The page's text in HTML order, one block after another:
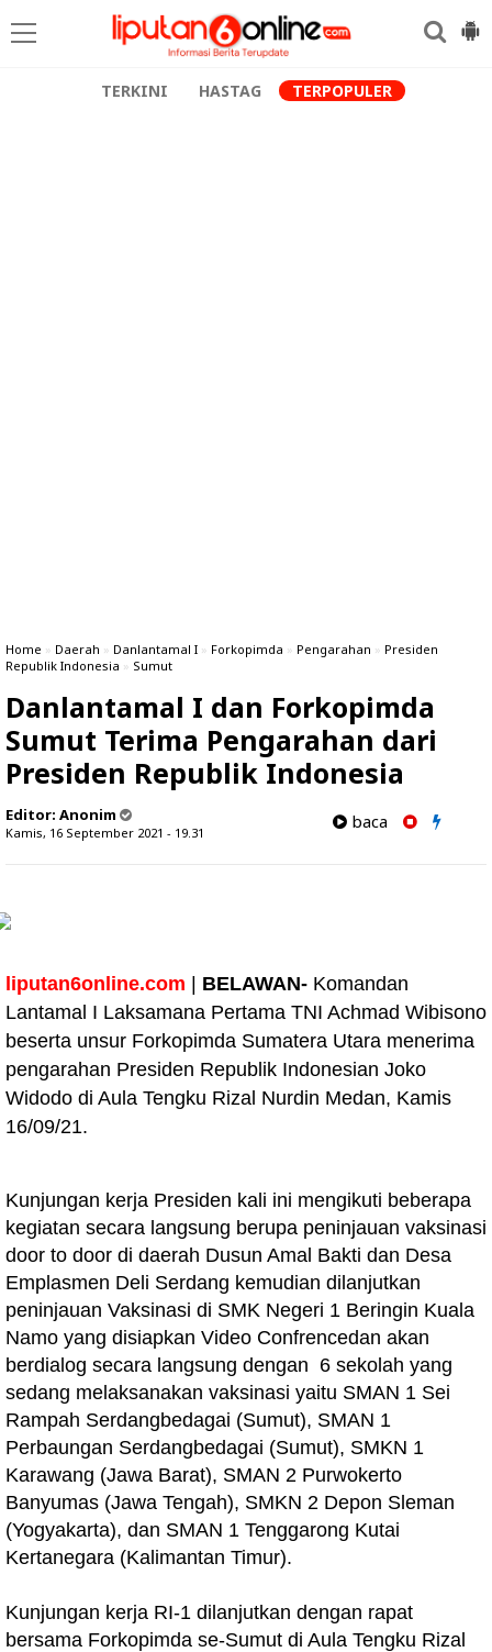
TERKINI HASTAG TERPOPULER
Home » Daerah » Danlantamal I » Forkopimda » Pengarahan » Presiden
Republik Indonesia » Sumut
Danlantamal I dan Forkopimda
Sumut Terima Pengarahan dari
Presiden Republik Indonesia
Editor: Anonim
Kamis, 16 September 2021 - 19.31
baca
liputan6online.com BELAWAN- Komandan
Lantamal I Laksamana Pertama TNI Achmad Wibisono
beserta unsur Forkopimda Sumatera Utara menerima
pengarahan Presiden Republik Indonesian Joko
Widodo di Aula Tengku Rizal Nurdin Medan, Kamis
16/09/21.
Kunjungan kerja Presiden kali ini mengikuti beberapa
kegiatan secara langsung berupa peninjauan vaksinasi
door to door di daerah Dusun Amal Bakti dan Desa
Emplasmen Deli Serdang kemudian dilanjutkan
peninjauan Vaksinasi di SMK Negeri 1 Beringin Kuala
Namo yang disiapkan Video Confrencedan akan
berdialog secara langsung dengan 6 sekolah yang
sedang melaksanakan vaksinasi yaitu SMAN 1 Sei
Rampah Serdangbedagai (Sumut), SMAN 1
Perbaungan Serdangbedagai (Sumut), SMKN 1
Karawang (Jawa Barat), SMAN 2 Purwokerto
Banyumas (Jawa Tengah), SMKN 2 Depon Sleman
(Yogyakarta), dan SMAN 1 Tenggarong Kutai
Kertanegara (Kalimantan Timur).
Kunjungan kerja RI-1 dilanjutkan dengan rapat
bersama Forkopimda se-Sumut di Aula Tengku Rizal